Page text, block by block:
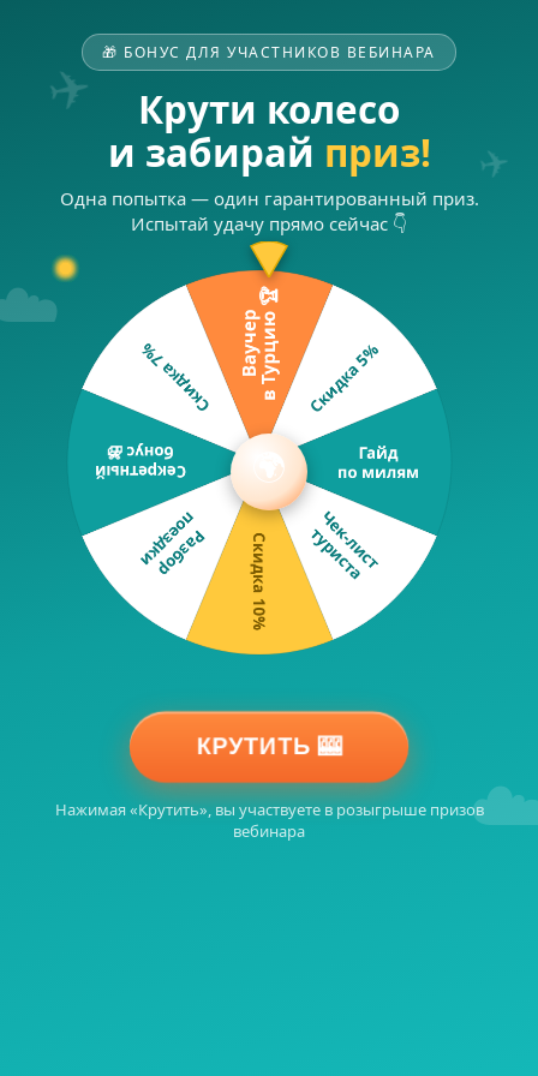
✈️
✈️
🎁 БОНУС ДЛЯ УЧАСТНИКОВ ВЕБИНАРА
Крути колесо
и забирай приз!
Одна попытка — один гарантированный приз.
Испытай удачу прямо сейчас 👇
🌍
КРУТИТЬ 🎰
Нажимая «Крутить», вы участвуете в розыгрыше призов
вебинара